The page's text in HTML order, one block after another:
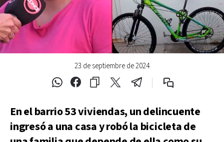
23 de septiembre de 2024
En el barrio 53 viviendas, un delincuente
ingresó a una casa y robó la bicicleta de